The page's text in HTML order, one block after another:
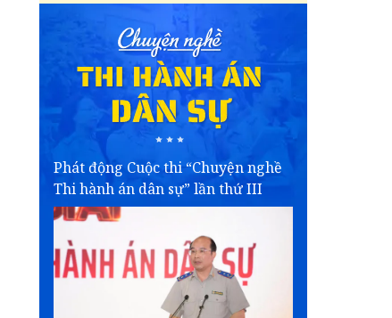
Phát động Cuộc thi “Chuyện nghề
Thi hành án dân sự” lần thứ III